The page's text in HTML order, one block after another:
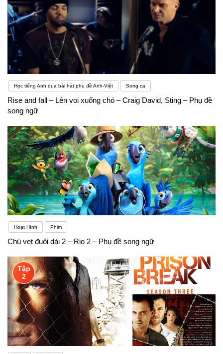
Học tiếng Anh qua bài hát phụ đề Anh-Việt Song ca
Rise and fall – Lên voi xuống chó – Craig David, Sting – Phụ đề
song ngữ
Hoạt Hình Phim
Chú vẹt đuôi dài 2 – Rio 2 – Phụ đề song ngữ
Tập
2